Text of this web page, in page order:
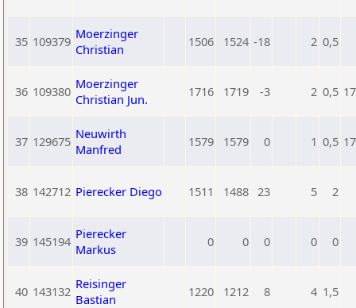
35 109379 Moerzinger
Christian
1506 1524 -18 2 0,5
36 109380 Moerzinger
Christian Jun.
1716 1719 -3 2 0,5
37 129675 Neuwirth
Manfred
1579 1579 0 1 0,5
38 142712 Pierecker Diego 1511 1488 23 5 2
39 145194 Pierecker
Markus
0 0 0 0 0
40 143132 Reisinger
Bastian
1220 1212 8 4 1,5